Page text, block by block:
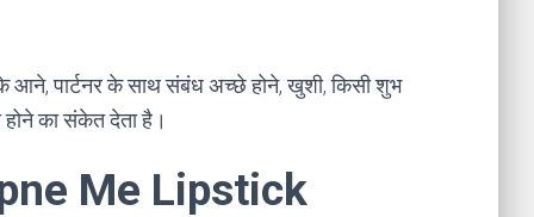
आने, पार्टनर के साथ संबंध अच्छे होने, खुशी, किसी शुभ
का संकेत देता है।
Me Lipstick